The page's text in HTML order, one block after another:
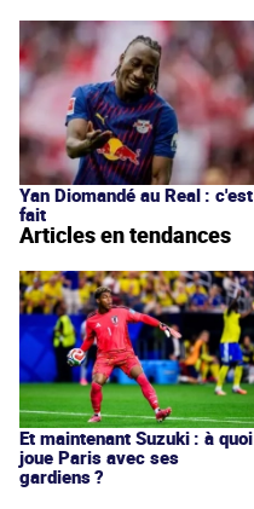
Yan Diomandé au Real : c'est
fait
Articles en tendances
Et maintenant Suzuki : à quoi
joue Paris avec ses
gardiens ?